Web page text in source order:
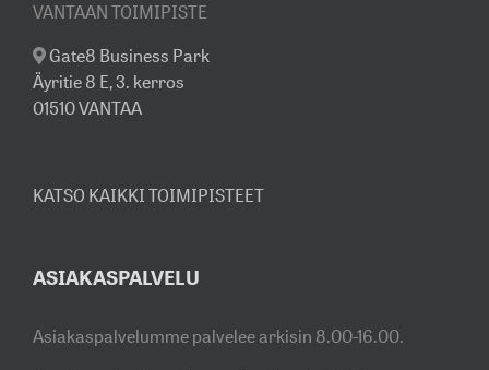
VANTAAN TOIMIPISTE
Gate8 Business Park
Äyritie 8 E, 3. kerros
01510 VANTAA
KATSO KAIKKI TOIMIPISTEET
ASIAKASPALVELU
Asiakaspalvelumme palvelee arkisin 8.00-16.00.